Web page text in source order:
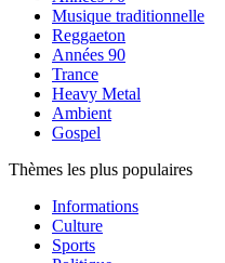
Musique traditionnelle
Reggaeton
Années 90
Trance
Heavy Metal
Ambient
Gospel
Thèmes les plus populaires
Informations
Culture
Sports